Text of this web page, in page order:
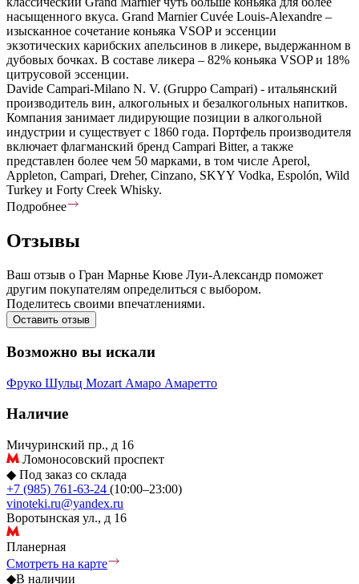
насыщенного вкуса. Grand Marnier Cuvée Louis-Alexandre –
изысканное сочетание коньяка VSOP и эссенции
экзотических карибских апельсинов в ликере, выдержанном в
дубовых бочках. В составе ликера – 82% коньяка VSOP и 18%
цитрусовой эссенции.
Davide Campari-Milano N. V. (Gruppo Campari) - итальянский
производитель вин, алкогольных и безалкогольных напитков.
Компания занимает лидирующие позиции в алкогольной
индустрии и существует с 1860 года. Портфель производителя
включает флагманский бренд Campari Bitter, а также
представлен более чем 50 марками, в том числе Aperol,
Appleton, Campari, Dreher, Cinzano, SKYY Vodka, Espolón, Wild
Turkey и Forty Creek Whisky.
Подробнее
Отзывы
Ваш отзыв о Гран Марнье Кюве Луи-Александр поможет
другим покупателям определиться с выбором.
Поделитесь своими впечатлениями.
Оставить отзыв
Возможно вы искали
Фруко Шульц Mozart Амаро Амаретто
Наличие
Мичуринский пр., д 16
Ломоносовский проспект
◆ Под заказ со склада
+7 (985) 761-63-24 (10:00–23:00)
vinoteki.ru@yandex.ru
Воротынская ул., д 16
Планерная
Смотреть на карте
◆В наличии